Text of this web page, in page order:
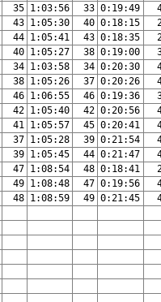
35 1:03:56 33 0:19:49
43 1:05:30 40 0:18:15
44 1:05:41 43 0:18:35
40 1:05:27 38 0:19:00
34 1:03:58 34 0:20:30
38 1:05:26 37 0:20:26
46 1:06:55 46 0:19:36
42 1:05:40 42 0:20:56
41 1:05:57 45 0:20:41
37 1:05:28 39 0:21:54
39 1:05:45 44 0:21:47
47 1:08:54 48 0:18:41
49 1:08:48 47 0:19:56
48 1:08:59 49 0:21:45